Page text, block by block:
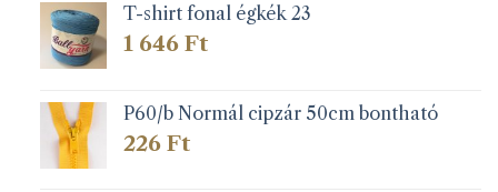
T-shirt fonal égkék 23
1 646 Ft
P60/b Normál cipzár 50cm bontható
226 Ft